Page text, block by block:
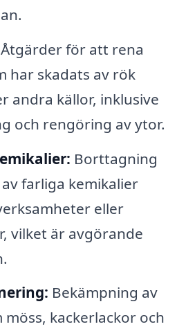
Åtgärder för att rena
har skadats av rök
andra källor, inklusive
och rengöring av ytor.
Borttagning
farliga kemikalier
eller
vilket är avgörande
Bekämpning av
möss, kackerlackor och